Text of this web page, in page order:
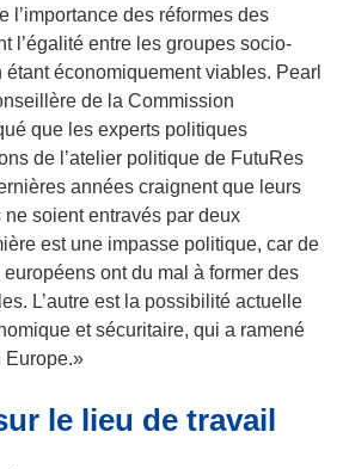
e
f
e
n
ê
t
r
e
)
l’importance des réformes des
l’égalité entre les groupes socio-
économiquement viables. Pearl
de la Commission
que les experts politiques
de l’atelier politique de FutuRes
années craignent que leurs
soient entravés par deux
est une impasse politique, car de
ont du mal à former des
L’autre est la possibilité actuelle
et sécuritaire, qui a ramené
Europe.»
le lieu de travail